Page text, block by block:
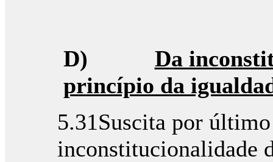
D) Da
princípio da
5.31Suscita por
inconstitucionalidade